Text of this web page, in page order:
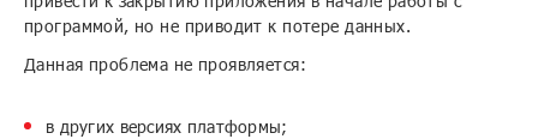
программой, но не приводит к потере данных.
Данная проблема не проявляется:
в других версиях платформы;